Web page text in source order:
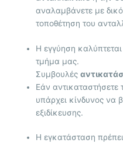
αναλαμβάνετε με
τοποθέτηση του
Η εγγύηση
τμήμα μας.
Συμβουλές
Εάν
υπάρχει κίνδυνος να
εξιδίκευσης.
Η εγκατάσταση